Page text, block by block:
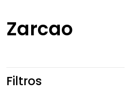
Zarcao
Filtros